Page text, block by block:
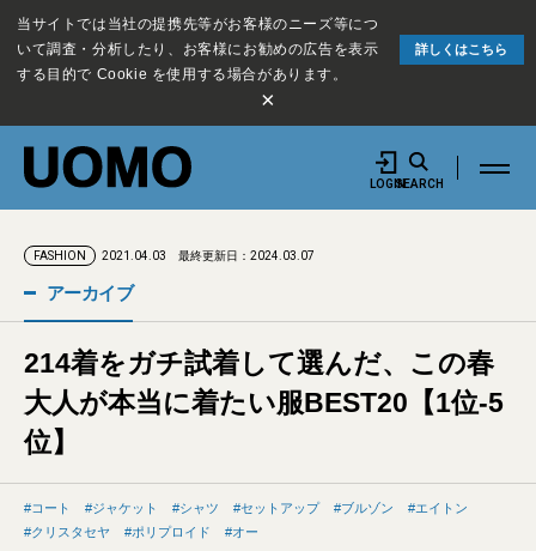
当サイトでは当社の提携先等がお客様のニーズ等につ
いて調査・分析したり、お客様にお勧めの広告を表示
する目的で Cookie を使用する場合があります。
詳しくはこちら
×
LOGINSEARCH
FASHION 2021.04.03 最終更新日：2024.03.07
アーカイブ
214着をガチ試着して選んだ、この春
大人が本当に着たい服BEST20【1位-5
位】
コート ジャケット シャツ セットアップ ブルゾン
エイトン
クリスタセヤ
ポリプロイド オー